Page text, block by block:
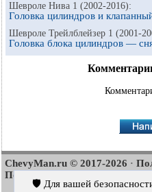
Шевроле Нива 1 (2002-2016):
Головка цилиндров и
Шевроле Трейлблейзер 1 (2001-
Головка блока цилиндров —
ChevyMan.ru © 2017-2026 ·
Поиск по сайту
🛡️ Для вашей